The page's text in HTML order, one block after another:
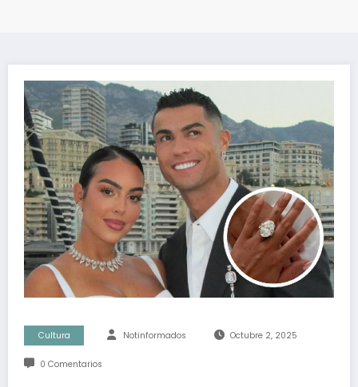
Cultura Notinformados Octubre 2, 2025
0 Comentarios